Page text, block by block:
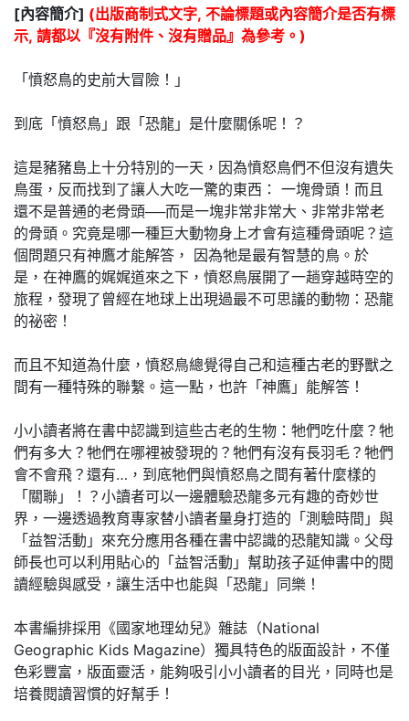
[內容簡介] (出版商制式文字, 不論標題或內容簡介是否有標
示, 請都以『沒有附件、沒有贈品』為參考。)
「憤怒鳥的史前大冒險！」
到底「憤怒鳥」跟「恐龍」是什麼關係呢！？
這是豬豬島上十分特別的一天，因為憤怒鳥們不但沒有遺失
鳥蛋，反而找到了讓人大吃一驚的東西： 一塊骨頭！而且
還不是普通的老骨頭──而是一塊非常非常大、非常非常老
的骨頭。究竟是哪一種巨大動物身上才會有這種骨頭呢？這
個問題只有神鷹才能解答， 因為牠是最有智慧的鳥。於
是，在神鷹的娓娓道來之下，憤怒鳥展開了一趟穿越時空的
旅程，發現了曾經在地球上出現過最不可思議的動物：恐龍
的祕密！
而且不知道為什麼，憤怒鳥總覺得自己和這種古老的野獸之
間有一種特殊的聯繫。這一點，也許「神鷹」能解答！
小小讀者將在書中認識到這些古老的生物：牠們吃什麼？牠
們有多大？牠們在哪裡被發現的？牠們有沒有長羽毛？牠們
會不會飛？還有…，到底牠們與憤怒鳥之間有著什麼樣的
「關聯」！？小讀者可以一邊體驗恐龍多元有趣的奇妙世
界，一邊透過教育專家替小讀者量身打造的「測驗時間」與
「益智活動」來充分應用各種在書中認識的恐龍知識。父母
師長也可以利用貼心的「益智活動」幫助孩子延伸書中的閱
讀經驗與感受，讓生活中也能與「恐龍」同樂！
本書編排採用《國家地理幼兒》雜誌（National
Geographic Kids Magazine）獨具特色的版面設計，不僅
色彩豐富，版面靈活，能夠吸引小小讀者的目光，同時也是
培養閱讀習慣的好幫手！